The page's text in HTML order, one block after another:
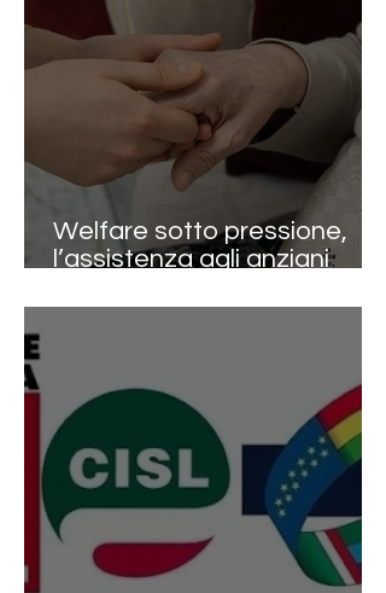
Welfare sotto pressione,
l’assistenza agli anziani
prossimi decenni